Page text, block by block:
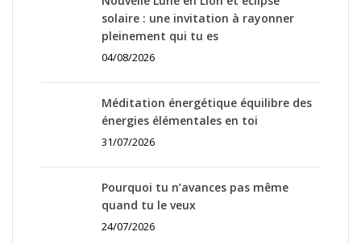
solaire : une invitation à rayonner
pleinement qui tu es
04/08/2026
Méditation énergétique équilibre des
énergies élémentales en toi
31/07/2026
Pourquoi tu n’avances pas même
quand tu le veux
24/07/2026